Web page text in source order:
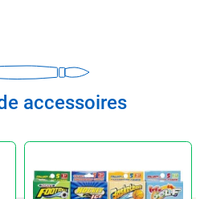
accessoires